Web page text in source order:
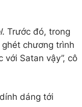
Trước đó, trong
chương trình
với Satan vậy”, cô
dáng tới